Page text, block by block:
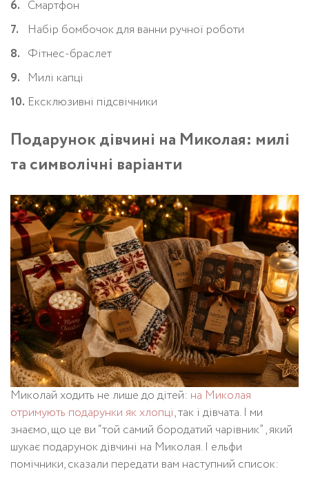
Смартфон
Набір бомбочок для ванни ручної роботи
Фітнес-браслет
Милі капці
Ексклюзивні підсвічники
Подарунок дівчині на Миколая: милі
та символічні варіанти
Миколай ходить не лише до дітей: на Миколая
отримують подарунки як хлопці, так і дівчата. І ми
знаємо, що це ви “той самий бородатий чарівник” , який
шукає подарунок дівчині на Миколая. І ельфи
помічники, сказали передати вам наступний список: